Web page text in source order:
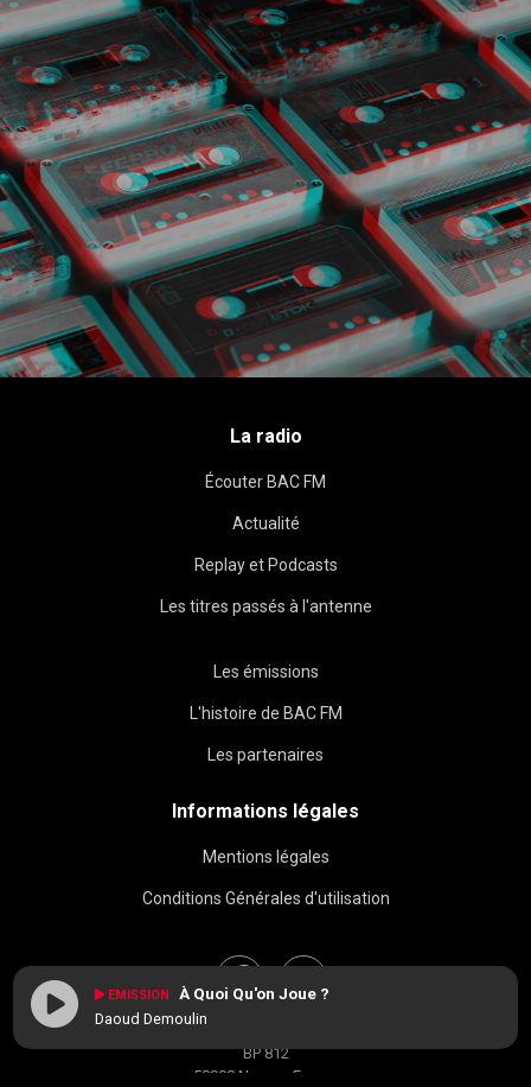
La radio
Écouter BAC FM
Actualité
Replay et Podcasts
Les titres passés à l'antenne
Les émissions
L'histoire de BAC FM
Les partenaires
Informations légales
Mentions légales
Conditions Générales d'utilisation
BP 812
58008 Nevers, France
EMISSION À Quoi Qu'on Joue ?
Daoud Demoulin